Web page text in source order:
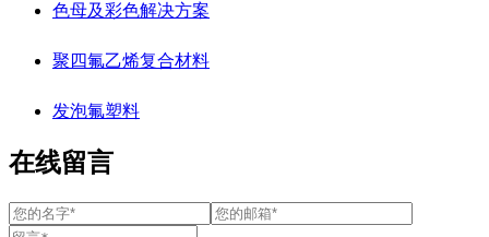
色母及彩色解决方案
聚四氟乙烯复合材料
发泡氟塑料
在线留言